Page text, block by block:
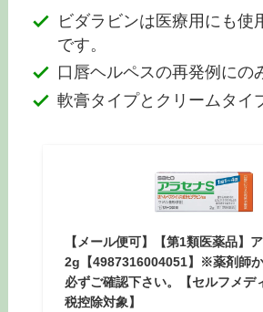
ビダラビンは医療用にも使
です。
口唇ヘルペスの再発例にの
軟膏タイプとクリームタイ
【メール便可】【第1類医薬品】
2g【4987316004051】※薬剤師
必ずご確認下さい。【セルフメデ
税控除対象】